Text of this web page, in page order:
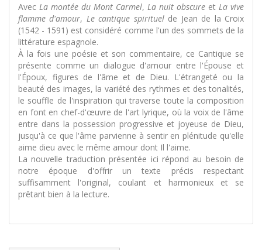
Avec La montée du Mont Carmel, La nuit obscure et La vive
flamme d'amour, Le cantique spirituelde Jean de la Croix
(1542 - 1591) est considéré comme l'un des sommets de la
littérature espagnole.
À la fois une poésie et son commentaire, ce Cantique se
présente comme un dialogue d'amour entre l'Épouse et
l'Époux, figures de l'âme et de Dieu. L'étrangeté ou la
beauté des images, la variété des rythmes et des tonalités,
le souffle de l'inspiration qui traverse toute la composition
en font en chef-d'œuvre de l'art lyrique, où la voix de l'âme
entre dans la possession progressive et joyeuse de Dieu,
jusqu'à ce que l'âme parvienne à sentir en plénitude qu'elle
aime dieu avec le même amour dont Il l'aime.
La nouvelle traduction présentée ici répond au besoin de
notre époque d'offrir un texte précis respectant
suffisamment l'original, coulant et harmonieux et se
prêtant bien à la lecture.